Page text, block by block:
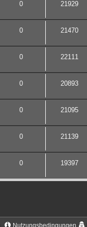
0 21929
0 21470
0 22111
0 20893
0 21095
0 21139
0 19397
Nutzungsbedingungen